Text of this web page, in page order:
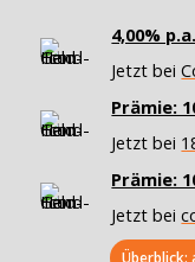
4,00%
Jetzt bei
Prämie:
Jetzt bei
Prämie:
Jetzt bei